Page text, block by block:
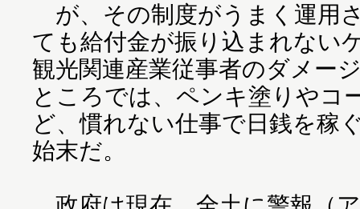
が、その制度がうまく運用
ても給付金が振り込まれない
観光関連産業従事者のダメー
ところでは、ペンキ塗りやコ
ど、慣れない仕事で日銭を稼
始末だ。